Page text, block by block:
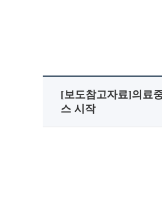
[보도참고자료]의료
스 시작